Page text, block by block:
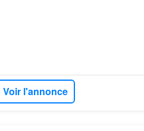
Voir l'annonce